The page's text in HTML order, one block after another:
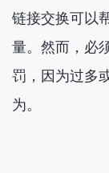
链接交换可以
量。然而，必
罚，因为过多
为。